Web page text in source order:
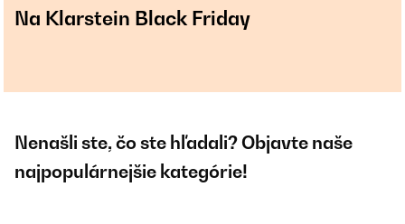
Na Klarstein Black Friday
Nenašli ste, čo ste hľadali? Objavte naše
najpopulárnejšie kategórie!